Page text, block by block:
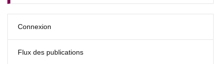
Connexion
Flux des publications